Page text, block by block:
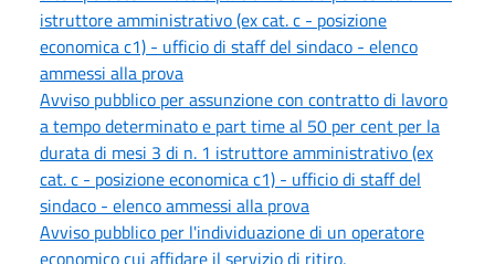
istruttore amministrativo (ex cat. c - posizione
economica c1) - ufficio di staff del sindaco - elenco
ammessi alla prova
Avviso pubblico per assunzione con contratto di lavoro
a tempo determinato e part time al 50 per cent per la
durata di mesi 3 di n. 1 istruttore amministrativo (ex
cat. c - posizione economica c1) - ufficio di staff del
sindaco - elenco ammessi alla prova
Avviso pubblico per l'individuazione di un operatore
economico cui affidare il servizio di ritiro,